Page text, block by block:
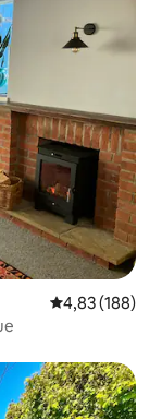
Évaluation
4,83 (188)